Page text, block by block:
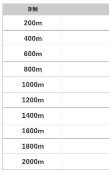
距離
200m
400m
600m
800m
1000m
1200m
1400m
1600m
1800m
2000m